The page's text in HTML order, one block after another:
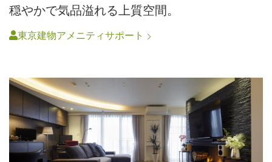
穏やかで気品溢れる上質空間。
東京建物アメニティサポート